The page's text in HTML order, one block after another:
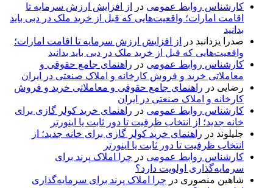
کارشناس روابط عمومی در
از افزایش ارزش سرمایه تا
اقامت امارات؛ واقعیت‌هایی که قبل از خرید ملک در دبی باید
بدانید
صدرا یزدانبد در
از افزایش ارزش سرمایه تا اقامت امارات؛
واقعیت‌هایی که قبل از خرید ملک در دبی باید بدانید
کارشناس روابط عمومی در راهنمای جامع حقوقی و
معاملاتی خرید و فروش کارخانه و املاک صنعتی در ایران
رضایی در راهنمای جامع حقوقی و معاملاتی خرید و فروش
کارخانه و املاک صنعتی در ایران
کارشناس روابط عمومی در راهنمای خرید کولر گازی برای
خانه جدید؛ از انتخاب ظرفیت تا دور ثابت یا اینورتر
جلیلوند در راهنمای خرید کولر گازی برای خانه جدید؛ از
انتخاب ظرفیت تا دور ثابت یا اینورتر
کارشناس روابط عمومی در چرا املاک پرند برای
سرمایه‌گذاری اولویت دارد؟
شاهین منصوری در چرا املاک پرند برای سرمایه‌گذاری